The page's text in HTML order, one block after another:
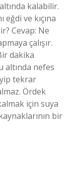
kalabilir.
eğdi ve kıçına
Cevap: Ne
çalışır.
dakika
altında nefes
tekrar
Ördek
için suya
bir